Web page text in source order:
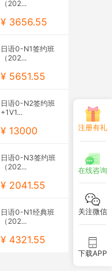
（202...
¥ 3656.55
日语0-N1签约班
（202...
¥ 5651.55
日语0-N2签约班
+1V1...
¥ 13000
日语0-N3签约班
（202...
¥ 2041.55
日语0-N1经典班
（202...
¥ 4321.55
注册有礼
在线咨询
关注微信
下载APP